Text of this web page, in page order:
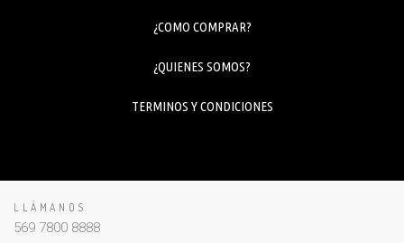
¿COMO COMPRAR?
¿QUIENES SOMOS?
TERMINOS Y CONDICIONES
LLÁMANOS
569 7800 8888